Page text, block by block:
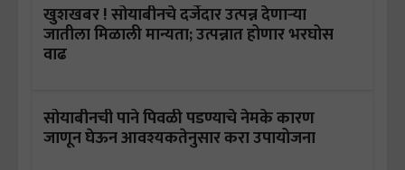
खुशखबर ! सोयाबीनचे दर्जेदार उत्पन्न देणाऱ्या
जातीला मिळाली मान्यता; उत्पन्नात होणार भरघोस
वाढ
सोयाबीनची पाने पिवळी पडण्याचे नेमके कारण
जाणून घेऊन आवश्यकतेनुसार करा उपायोजना